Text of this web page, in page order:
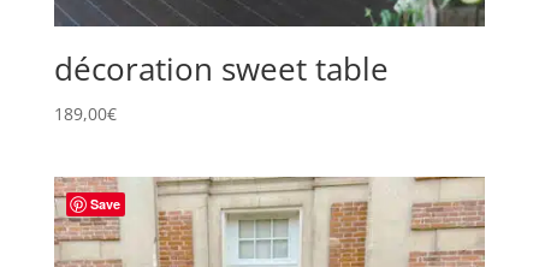
décoration sweet table
189,00€
Save